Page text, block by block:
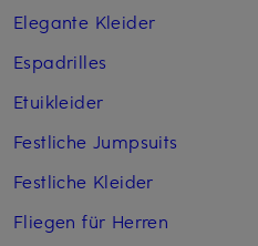
Elegante Kleider
Espadrilles
Etuikleider
Festliche Jumpsuits
Festliche Kleider
Fliegen für Herren